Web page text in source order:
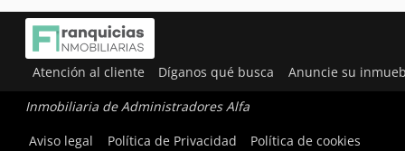
Atención al cliente Díganos qué busca Anuncie su
Inmobiliaria de Administradores Alfa
Aviso legal
Política de Privacidad Política de cookies